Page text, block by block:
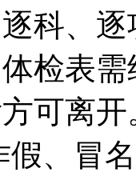
科、
检表
可离
、冒